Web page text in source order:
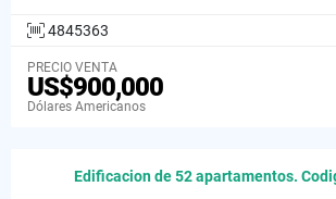
4845363
PRECIO VENTA
US$900,000
Dólares Americanos
Edificacion de 52 apartamentos.